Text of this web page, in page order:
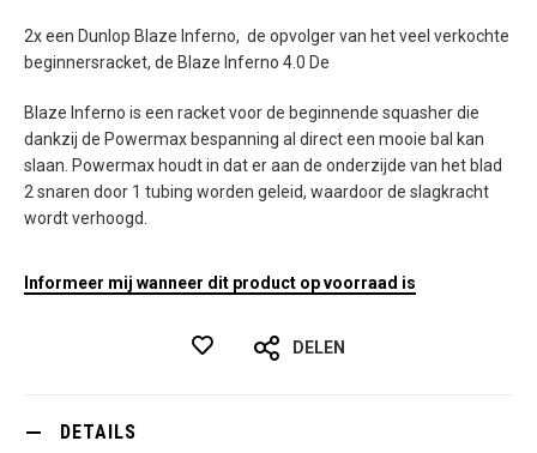
2x een Dunlop Blaze Inferno, de opvolger van het veel verkochte
beginnersracket, de Blaze Inferno 4.0 De
Blaze Inferno is een racket voor de beginnende squasher die
dankzij de Powermax bespanning al direct een mooie bal kan
slaan. Powermax houdt in dat er aan de onderzijde van het blad
2 snaren door 1 tubing worden geleid, waardoor de slagkracht
wordt verhoogd.
Informeer mij wanneer dit product op voorraad is
DELEN
DETAILS